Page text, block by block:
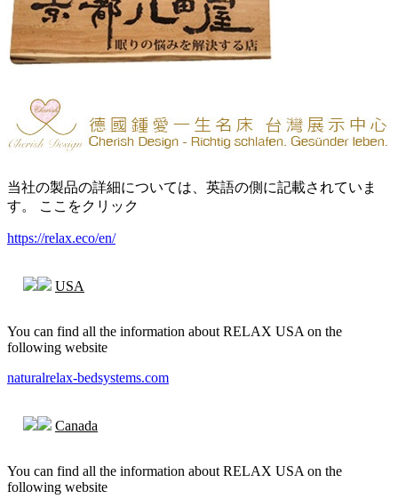
当社の製品の詳細については、英語の側に記載されていま
す。 ここをクリック
https://relax.eco/en/
USA
You can find all the information about RELAX USA on the
following website
naturalrelax-bedsystems.com
Canada
You can find all the information about RELAX USA on the
following website